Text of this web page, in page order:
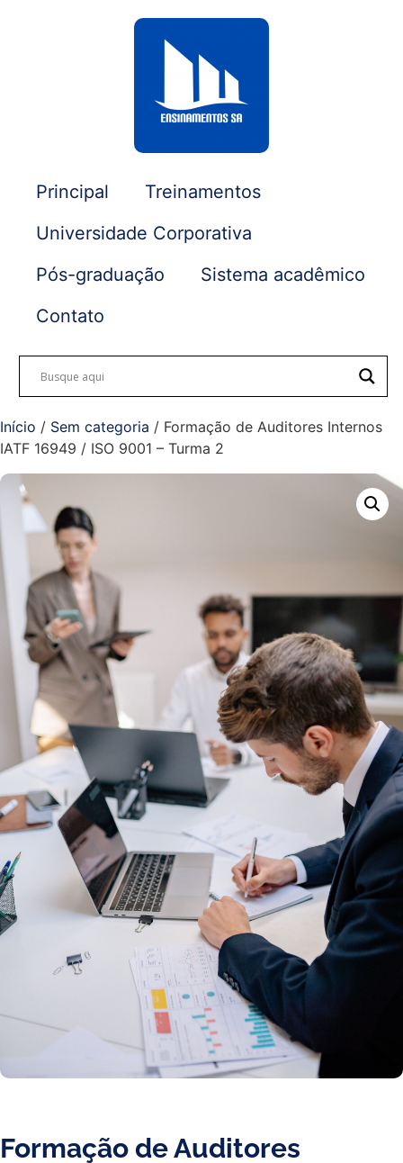
Principal
Treinamentos
Universidade Corporativa
Pós-graduação
Sistema acadêmico
Contato
Início / Sem categoria / Formação de Auditores Internos
IATF 16949 / ISO 9001 – Turma 2
Formação de Auditores